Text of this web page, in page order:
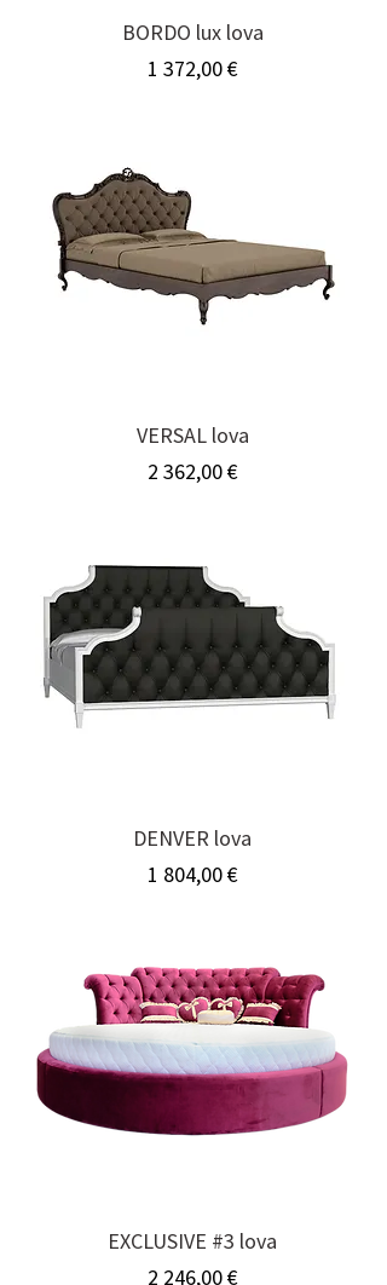
BORDO lux lova
Kaina
1 372,00 €
VERSAL lova
Kaina
2 362,00 €
DENVER lova
Kaina
1 804,00 €
EXCLUSIVE #3 lova
Kaina
2 246,00 €